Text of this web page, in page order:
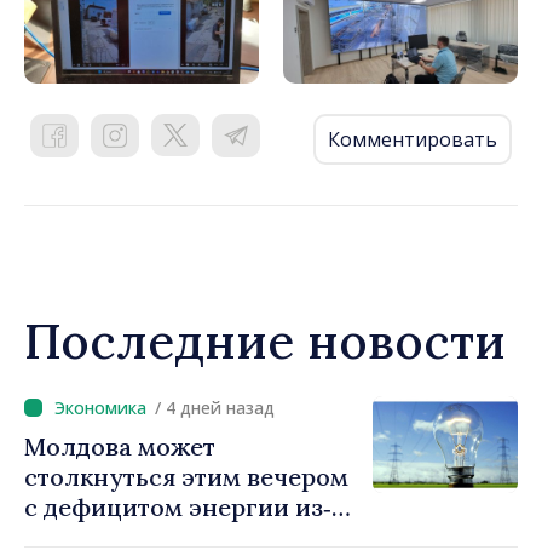
Комментировать
Последние новости
/ 4 дней назад
Молдова может
столкнуться этим вечером
с дефицитом энергии из‑за